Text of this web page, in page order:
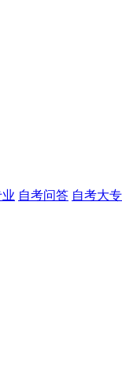
自考问答 自考大专